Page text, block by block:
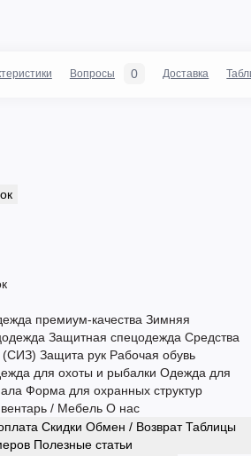
премиум-качества Зимняя
Защитная спецодежда Средства
(СИЗ) Защита рук Рабочая обувь
для охоты и рыбалки Одежда для
Форма для охранных структур
/ Мебель О нас
Скидки Обмен / ВозвратТаблицы
Полезные статьи
Вопросы 0 Доставка